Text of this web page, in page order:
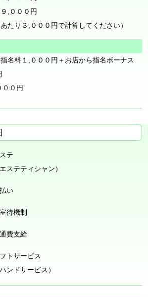
,０００円
たり３,０００円で計算してください）
名料１,０００円＋お店から指名ボーナス
０円
テ
エステティシャン）
い
待機制
費支給
トサービス
ハンドサービス）